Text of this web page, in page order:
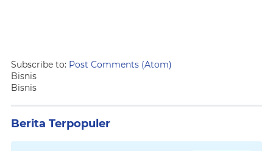
Subscribe to: Post Comments (Atom)
Bisnis
Bisnis
Berita Terpopuler